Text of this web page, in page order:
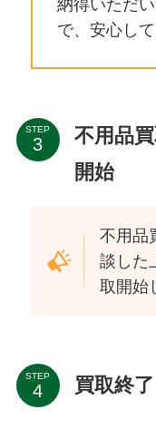
納得いただ
で、安心し
STEP
不用品
開始
不用品
談した
取開始
STEP 買取終了